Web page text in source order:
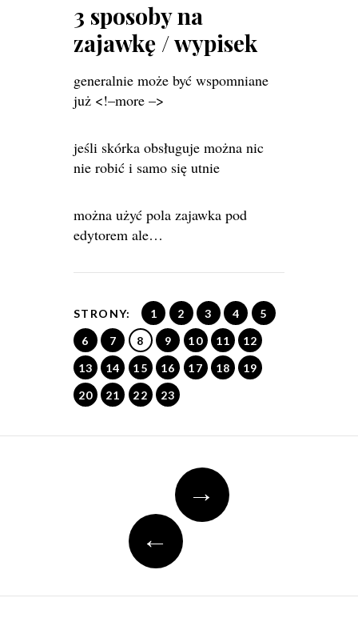
3 sposoby na
zajawkę / wypisek
generalnie może być wspomniane
już <!–more –>
jeśli skórka obsługuje można nic
nie robić i samo się utnie
można użyć pola zajawka pod
edytorem ale…
STRONY: 1 2 3 4
5
6
7 8 9 10 11
12
13
14 15 16 17 18
19
20
21 22 23
navigation
→
←